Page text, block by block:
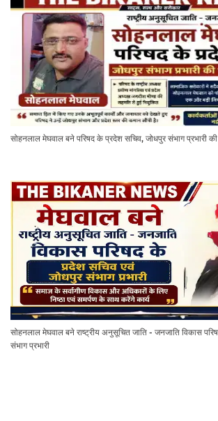
सोहनलाल मेघवाल बने परिषद के प्रदेश सचिव, जोधपुर संभाग प्रभारी की
सोहनलाल मेघवाल बने राष्ट्रीय अनुसूचित जाति - जनजाति विकास
संभाग प्रभारी